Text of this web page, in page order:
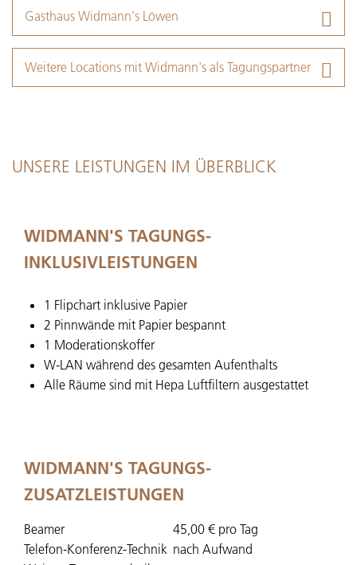
Gasthaus Widmann's Löwen
Weitere Locations mit Widmann's als Tagungspartner
UNSERE LEISTUNGEN IM ÜBERBLICK
WIDMANN'S TAGUNGS-
INKLUSIVLEISTUNGEN
1 Flipchart inklusive Papier
2 Pinnwände mit Papier bespannt
1 Moderationskoffer
W-LAN während des gesamten Aufenthalts
Alle Räume sind mit Hepa Luftfiltern ausgestattet
WIDMANN'S TAGUNGS-
ZUSATZLEISTUNGEN
Beamer
45,00 € pro Tag
Telefon-Konferenz-Technik nach Aufwand